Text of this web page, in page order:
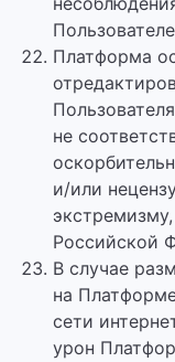
Платформа
не
и/или
Российской
В случае
на
сети
урон